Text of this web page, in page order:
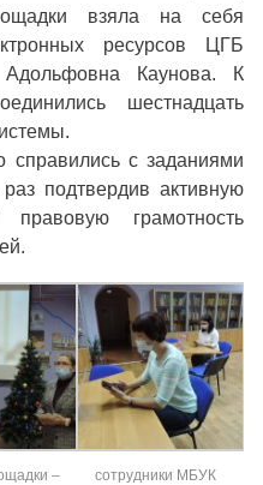
взяла на себя
ресурсов ЦГБ
Каунова. К
шестнадцать
справились с заданиями
подтвердив активную
грамотность
–
сотрудники МБУК